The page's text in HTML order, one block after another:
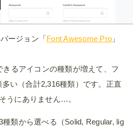
ージョン「Font Awesome Pro 」
るアイコンの種類が増えて、フ
い（合計2,316種類）です。正直
うにありません…。
類から選べる（Solid, Regular, lig